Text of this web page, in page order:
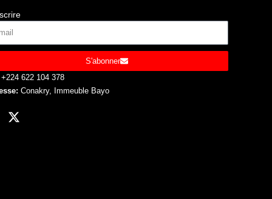
S'abonner
+224 622 104 378
Conakry, Immeuble Bayo